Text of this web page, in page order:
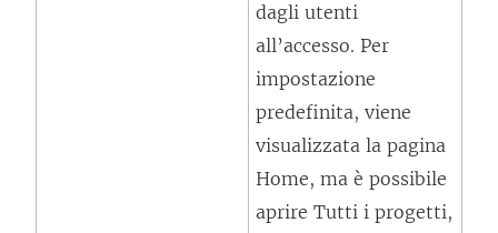
e
r
i
dagli utenti
all’accesso. Per
impostazione
predefinita, viene
visualizzata la pagina
Home, ma è possibile
aprire Tutti i progetti,